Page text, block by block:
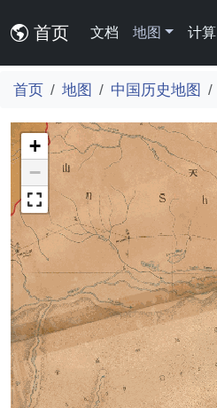
首页 文档 地图 计算
首页 地图 中国历史地图
+
−